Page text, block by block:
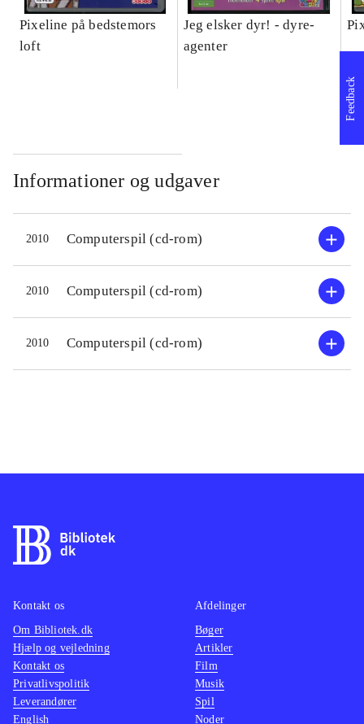
Pixeline på bedstemors
loft
Jeg elsker dyr! - dyre-
agenter
Informationer og udgaver
2010 Computerspil (cd-rom)
2010 Computerspil (cd-rom)
2010 Computerspil (cd-rom)
Feedback
Kontakt os
Om Bibliotek.dk
Hjælp og vejledning
Kontakt os
Privatlivspolitik
Leverandører
English
Afdelinger
Bøger
Artikler
Film
Musik
Spil
Noder